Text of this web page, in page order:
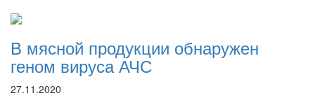
В мясной продукции обнаружен
геном вируса АЧС
27.11.2020